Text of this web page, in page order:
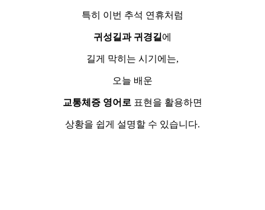
특히 이번 추석 연휴처럼
귀성길과 귀경길 에
길게 막히는 시기에는,
오늘 배운
교통체증 영어로 표현을 활용하면
상황을 쉽게 설명할 수 있습니다.